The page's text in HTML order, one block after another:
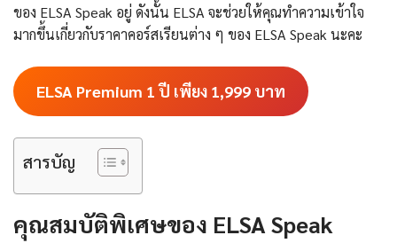
ของ ELSA Speak อยู่ ดังนั้น ELSA จะช่วยให้คุณทำความเข้าใจ
มากขึ้นเกี่ยวกับราคาคอร์สเรียนต่าง ๆ ของ ELSA Speak นะคะ
ELSA Premium 1 ปี เพียง 1,999 บาท
สารบัญ
คุณสมบัติพิเศษของ ELSA Speak